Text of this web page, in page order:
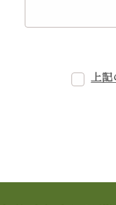
上記